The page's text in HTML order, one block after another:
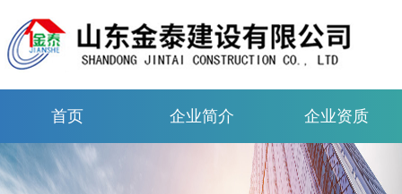
首页 企业简介 企业资质